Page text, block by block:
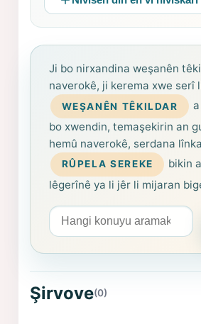
Ji bo nirxandina weşanên
naverokê, ji kerema xwe serî
WEŞANÊN TÊKILDAR
bo xwendin, temaşekirin an
hemû naverokê, serdana lînka
RÛPELA SEREKE
bikin
lêgerînê ya li jêr li mijaran
Arama yapın
Şirvove(0)